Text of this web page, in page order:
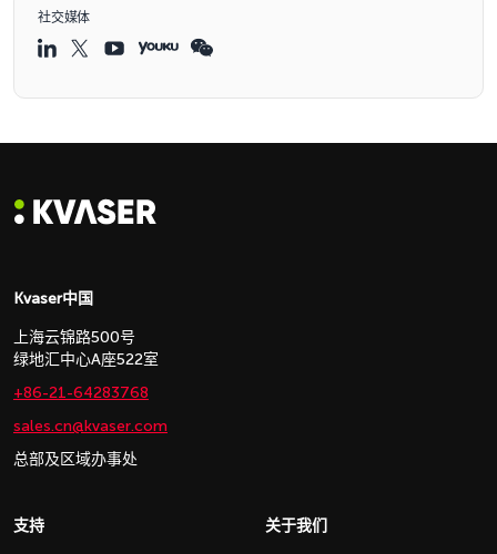
社交媒体
Kvaser中国
上海云锦路500号
绿地汇中心A座522室
+86-21-64283768
sales.cn@kvaser.com
总部及区域办事处
支持 关于我们